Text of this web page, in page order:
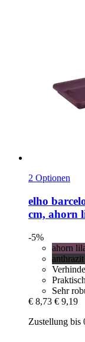
2 Optionen
elho
cm, ahorn
-5%
ahorn
anthrazit
Sehr
€ 8,73 € 9,19
Zustellung bis